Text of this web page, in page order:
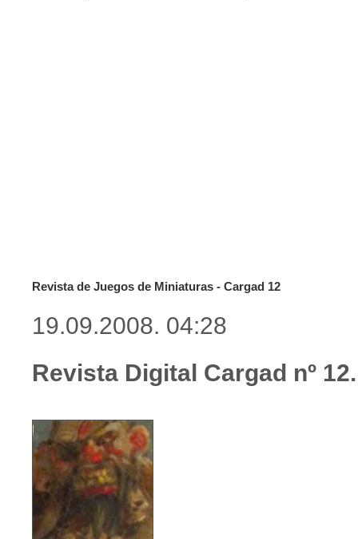
Revista de Juegos de Miniaturas - Cargad 12
19.09.2008. 04:28
Revista Digital Cargad nº 12.